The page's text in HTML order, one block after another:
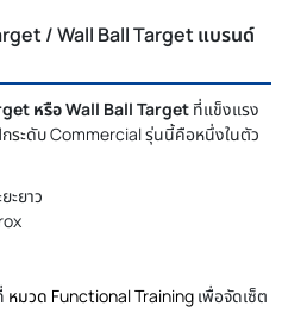
/ Wall Ball Target แบรนด์
หรือ Wall Ball Target ที่แข็งแรง
กระดับ Commercial รุ่นนี้คือหนึ่งในตัว
ะยาว
หมวด Functional Training เพื่อจัดเซ็ต